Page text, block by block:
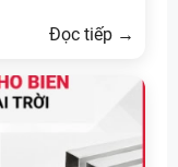
Đọc tiếp →